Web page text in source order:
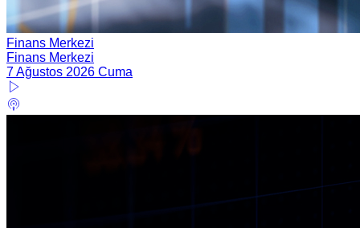
Finans Merkezi
Finans Merkezi
7 Ağustos 2026 Cuma